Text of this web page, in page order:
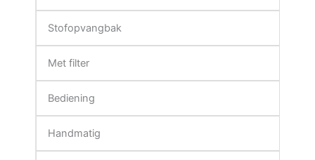
Stofopvangbak
Met filter
Bediening
Handmatig